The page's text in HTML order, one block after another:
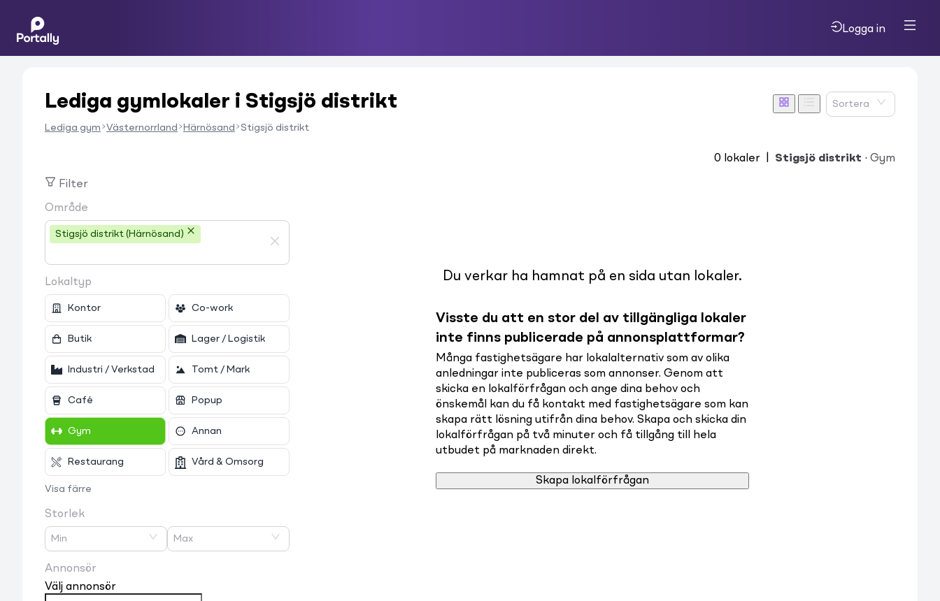
Logga in
Lediga gymlokaler i Stigsjö distrikt
Lediga gym Västernorrland Härnösand Stigsjö distrikt
Sortera
0 lokaler Stigsjö distrikt · Gym
Filter
Område
Stigsjö distrikt (Härnösand)
Lokaltyp
Kontor Co-work
Butik Lager / Logistik
Industri / Verkstad Tomt / Mark
Café Popup
Gym Annan
Restaurang Vård & Omsorg
Visa färre
Storlek
Min Max
Annonsör
Välj annonsör
Du verkar ha hamnat på en sida utan lokaler.
Visste du att en stor del av tillgängliga lokaler
inte finns publicerade på annonsplattformar?
Många fastighetsägare har lokalalternativ som av olika
anledningar inte publiceras som annonser. Genom att
skicka en lokalförfrågan och ange dina behov och
önskemål kan du få kontakt med fastighetsägare som kan
skapa rätt lösning utifrån dina behov. Skapa och skicka din
lokalförfrågan på två minuter och få tillgång till hela
utbudet på marknaden direkt.
Skapa lokalförfrågan